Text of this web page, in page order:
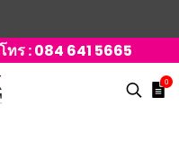
ทร :084 641 5665
0